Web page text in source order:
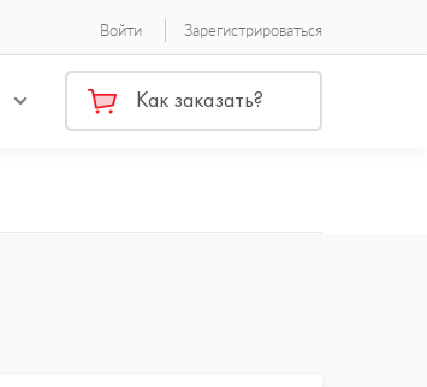
Войти Зарегистрироваться
Как заказать?